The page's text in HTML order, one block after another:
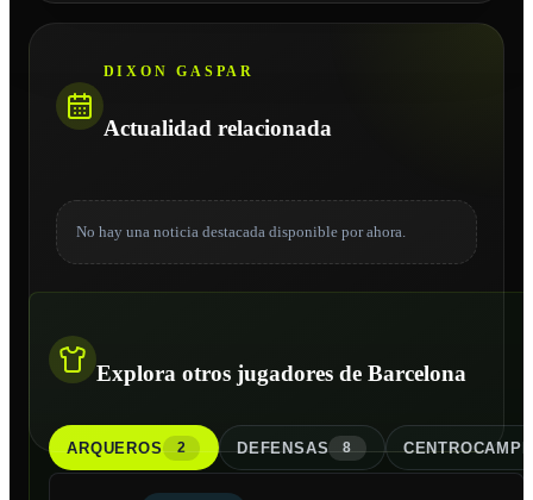
DIXON GASPAR
Actualidad relacionada
No hay una noticia destacada disponible por ahora.
Explora otros jugadores de Barcelona
ARQUEROS 2 DEFENSAS 8